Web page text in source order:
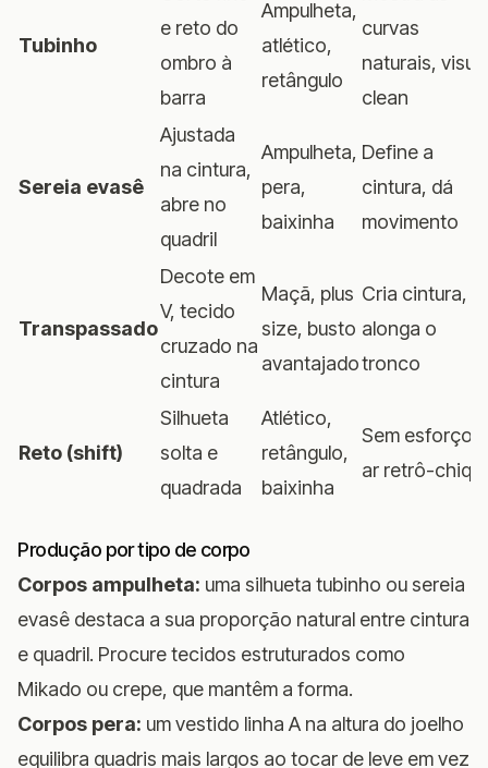
Tubinho
e reto do
ombro à
barra
Ampulheta,
atlético,
retângulo
curvas
naturais, visual
clean
Sereia evasê
Ajustada
na cintura,
abre no
quadril
Ampulheta,
pera,
baixinha
Define a
cintura, dá
movimento
Transpassado
Decote em
V, tecido
cruzado na
cintura
Maçã, plus
size, busto
avantajado
Cria cintura,
alonga o
tronco
Reto (shift)
Silhueta
solta e
quadrada
Atlético,
retângulo,
baixinha
Sem esforço,
ar retrô-
Produção por tipo de corpo
Corpos ampulheta: uma silhueta tubinho ou sereia
evasê destaca a sua proporção natural entre cintura
e quadril. Procure tecidos estruturados como
Mikado ou crepe, que mantêm a forma.
Corpos pera: um vestido linha A na altura do joelho
equilibra quadris mais largos ao tocar de leve em vez